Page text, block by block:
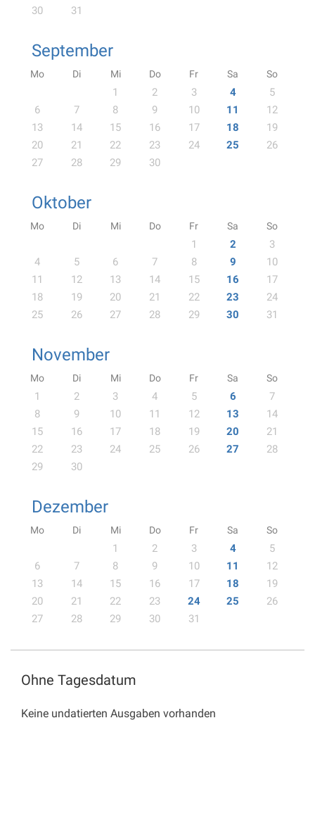
30
31
September
Mo Di Mi Do Fr Sa So
1 2 3 4
5
6
7 8 9 10 11
12
13
14 15 16 17 18
19
20
21 22 23 24 25
26
27
28 29 30
Oktober
Mo Di Mi Do Fr Sa So
1 2
3
4
5 6 7 8 9
10
11
12 13 14 15 16
17
18
19 20 21 22 23
24
25
26 27 28 29 30 31
November
Mo Di Mi Do Fr Sa So
1 2 3 4 5 6
7
8
9 10 11 12 13
14
15
16 17 18 19 20
21
22
23 24 25 26 27
28
29
30
Dezember
Mo Di Mi Do Fr Sa So
1 2 3 4
5
6
7 8 9 10 11
12
13
14 15 16 17 18
19
20
21 22 23 24 25
26
27
28 29 30 31
Ohne Tagesdatum
Keine undatierten Ausgaben vorhanden